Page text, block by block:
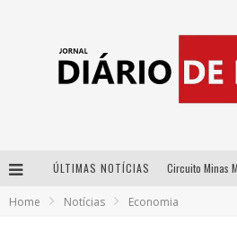
ÚLTIMAS NOTÍCIAS
Home Notícias Economia